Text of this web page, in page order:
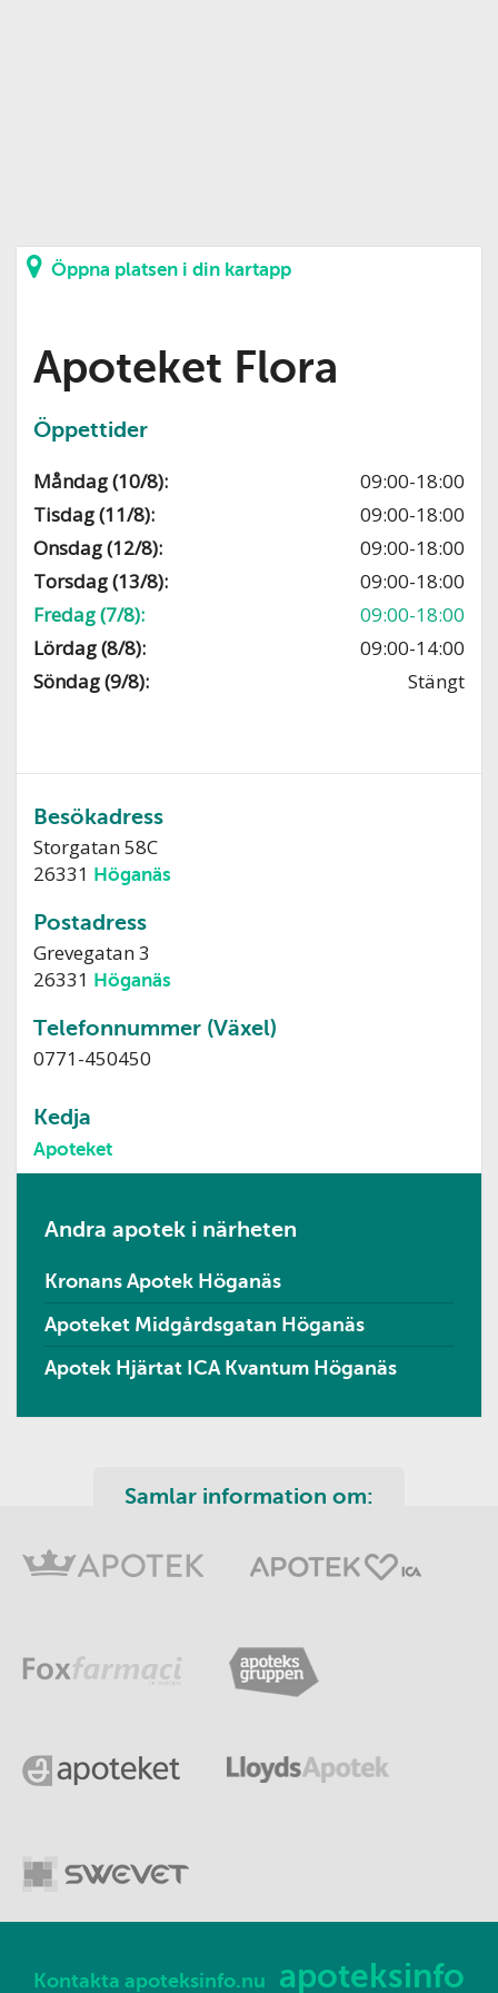
Öppna platsen i din kartapp
Apoteket Flora
Öppettider
Måndag (10/8):
09:00-18:00
Tisdag (11/8):
09:00-18:00
Onsdag (12/8):
09:00-18:00
Torsdag (13/8):
09:00-18:00
Fredag (7/8):
09:00-18:00
Lördag (8/8):
09:00-14:00
Söndag (9/8):
Stängt
Besökadress
Storgatan 58C
26331 Höganäs
Postadress
Grevegatan 3
26331 Höganäs
Telefonnummer (Växel)
0771-450450
Kedja
Apoteket
Andra apotek i närheten
Kronans Apotek Höganäs
Apoteket Midgårdsgatan Höganäs
Apotek Hjärtat ICA Kvantum Höganäs
Samlar information om:
Kontakta apoteksinfo.nu apoteksinfo